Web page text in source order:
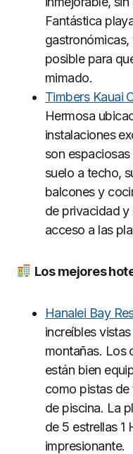
Fantástica
posible para
mimado.
Timbers Kauai
Hermosa
instalaciones
son
suelo a techo,
balcones y
de privacidad y
acceso a las
Los mejores
Hanalei Bay
increíbles
montañas. Los
están bien
como pistas
de piscina. La
de 5 estrellas 1
impresionante.